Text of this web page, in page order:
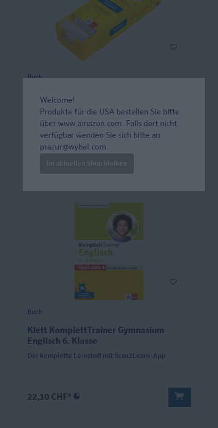
Buch
Découvertes 1 (ab 2020) - Vokabel-
Französisch passend zum Lehrwerk üben
26,00 CHF*
Buch
Klett KomplettTrainer Gymnasium
Englisch 6. Klasse
Der komplette Lernstoff mit Scan2Learn-App
22,10 CHF*
Welcome!
Produkte für die USA bestellen Sie bitte
über www.amazon.com. Falls dort nicht
verfügbar wenden Sie sich bitte an
prazur@wybel.com.
Im aktuellen Shop bleiben